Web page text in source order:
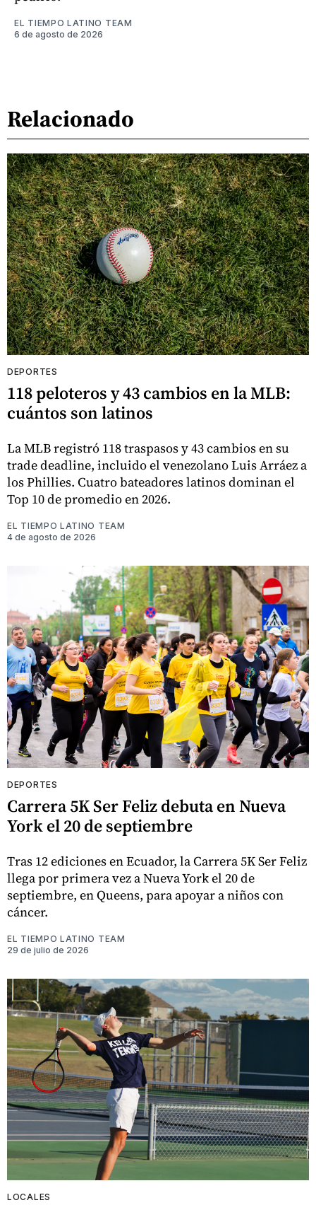
EL TIEMPO LATINO TEAM
6 de agosto de 2026
Relacionado
DEPORTES
118 peloteros y 43 cambios en la MLB:
cuántos son latinos
La MLB registró 118 traspasos y 43 cambios en su
trade deadline, incluido el venezolano Luis Arráez a
los Phillies. Cuatro bateadores latinos dominan el
Top 10 de promedio en 2026.
EL TIEMPO LATINO TEAM
4 de agosto de 2026
DEPORTES
Carrera 5K Ser Feliz debuta en Nueva
York el 20 de septiembre
Tras 12 ediciones en Ecuador, la Carrera 5K Ser Feliz
llega por primera vez a Nueva York el 20 de
septiembre, en Queens, para apoyar a niños con
cáncer.
EL TIEMPO LATINO TEAM
29 de julio de 2026
LOCALES